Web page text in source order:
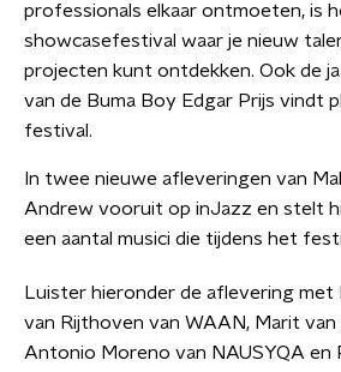
professionals elkaar ontmoeten, is
showcasefestival waar je nieuw
projecten kunt ontdekken. Ook de
van de Buma Boy Edgar Prijs vindt
festival.
In twee nieuwe afleveringen van
Andrew vooruit op inJazz en stelt
een aantal musici die tijdens het
Luister hieronder de aflevering met
van Rijthoven van WAAN, Marit van
Antonio Moreno van NAUSYQA en